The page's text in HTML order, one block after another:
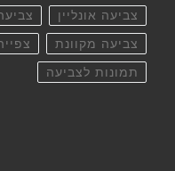
צביעה אונליין
צביעה מקוונת
תמונות לצביעה